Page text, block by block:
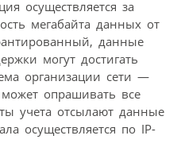
осуществляется за
мегабайта данных от
данные
могут достигать
организации сети —
опрашивать все
учета отсылают данные
осуществляется по IP-